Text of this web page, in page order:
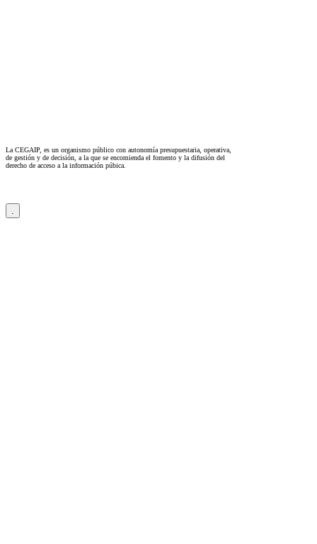
La CEGAIP, es un organismo público con autonomía presupuestaria, operativa,
de gestión y de decisión, a la que se encomienda el fomento y la difusión del
derecho de acceso a la información púbica.